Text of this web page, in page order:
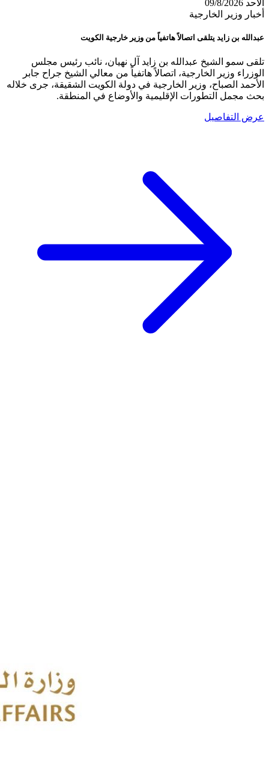
الأحد 09/8/2026
أخبار وزير الخارجية
عبدالله بن زايد يتلقى اتصالاً هاتفياً من وزير خارجية الكويت
تلقى سمو الشيخ عبدالله بن زايد آل نهيان، نائب رئيس مجلس
الوزراء وزير الخارجية، اتصالاً هاتفياً من معالي الشيخ جراح جابر
الأحمد الصباح، وزير الخارجية في دولة الكويت الشقيقة، جرى خلاله
بحث مجمل التطورات الإقليمية والأوضاع في المنطقة.
عرض التفاصيل